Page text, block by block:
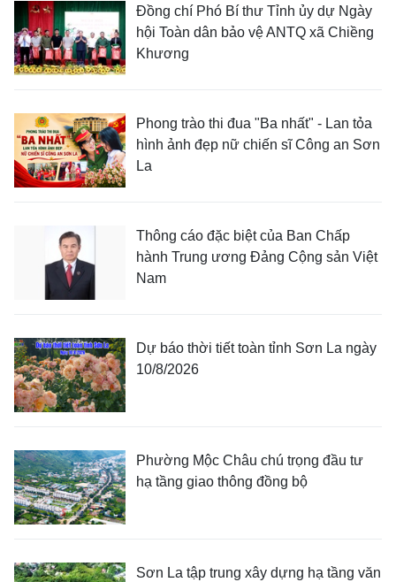
Đồng chí Phó Bí thư Tỉnh ủy dự Ngày
hội Toàn dân bảo vệ ANTQ xã Chiềng
Khương
Phong trào thi đua "Ba nhất" - Lan tỏa
hình ảnh đẹp nữ chiến sĩ Công an Sơn
La
Thông cáo đặc biệt của Ban Chấp
hành Trung ương Đảng Cộng sản Việt
Nam
Dự báo thời tiết toàn tỉnh Sơn La ngày
10/8/2026
Phường Mộc Châu chú trọng đầu tư
hạ tầng giao thông đồng bộ
Sơn La tập trung xây dựng hạ tầng văn